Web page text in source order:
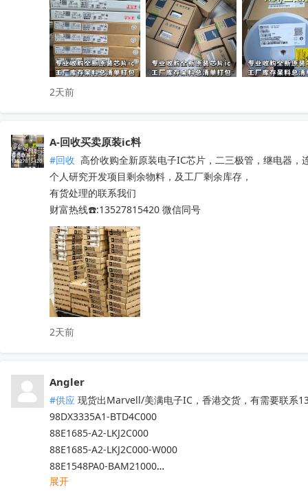
无中间商层层压价，出价高于同行，一站式清库存省心省力
有闲置电子库存欢迎随时联系洽谈！
收起
2天前
A-回收买卖原装ic料
#回收 高价收购全新原装电子IC芯片，二三极管，继电器，
个人研究开发项目剩余物料，及工厂剩余库存，
有货处理的联系我们
财富热线☎️:13527815420 微信同号
2天前
Angler
#供应 现货出Marvell/美满电子IC，香港交货，有需要联系
98DX3335A1-BTD4C000
88E1685-A2-LKJ2C000
88E1685-A2-LKJ2C000-W000
88E1548PA0-BAM21000
……
展开